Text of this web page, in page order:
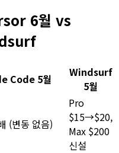
6월 vs
Code 5월
Windsurf
5월
(변동 없음)
Pro
$15→$20,
Max $200
신설